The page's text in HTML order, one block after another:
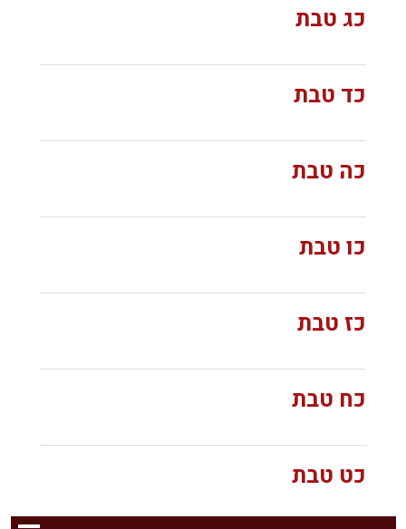
כג טבת
כד טבת
כה טבת
כו טבת
כז טבת
כח טבת
כט טבת